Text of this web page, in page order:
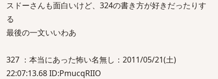
スドーさんも面白いけど、324の書き方が好きだったりす
る
最後の一文いいわあ
327 ：本当にあった怖い名無し：2011/05/21(土)
22:07:13.68 ID:PmucqRIIO